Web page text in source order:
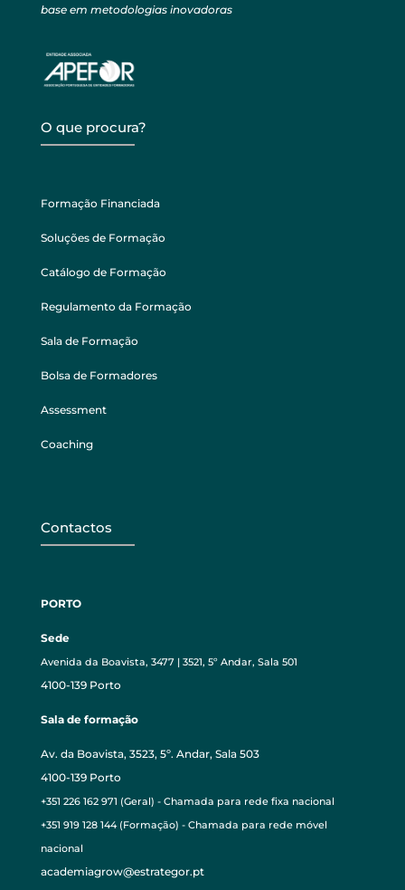
base em metodologias inovadoras
O que procura?
Formação Financiada
Soluções de Formação
Catálogo de Formação
Regulamento da Formação
Sala de Formação
Bolsa de Formadores
Assessment
Coaching
Contactos
PORTO
Sede
Avenida da Boavista, 3477 | 3521, 5º Andar, Sala 501
4100-139 Porto
Sala de formação
Av. da Boavista, 3523, 5º. Andar, Sala 503
4100-139 Porto
+351 226 162 971 (Geral) - Chamada para rede fixa nacional
+351 919 128 144 (Formação) - Chamada para rede móvel
nacional
academiagrow@estrategor.pt